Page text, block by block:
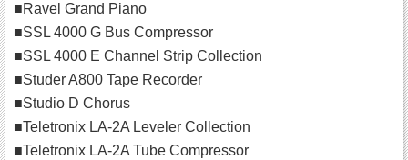
■Ravel Grand Piano
■SSL 4000 G Bus Compressor
■SSL 4000 E Channel Strip Collection
■Studer A800 Tape Recorder
■Studio D Chorus
■Teletronix LA-2A Leveler Collection
■Teletronix LA-2A Tube Compressor